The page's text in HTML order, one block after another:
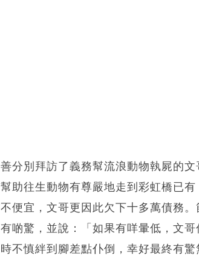
分別拜訪了義務幫流浪動物執屍的
助往生動物有尊嚴地走到彩虹橋已
便宜，文哥更因此欠下十多萬債務
啲驚，並說：「如果有咩暈低，文
不慎絆到腳差點仆倒，幸好最終有